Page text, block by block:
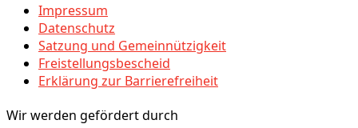
Impressum
Datenschutz
Satzung und Gemeinnützigkeit
Freistellungsbescheid
Erklärung zur Barrierefreiheit
Wir werden gefördert durch